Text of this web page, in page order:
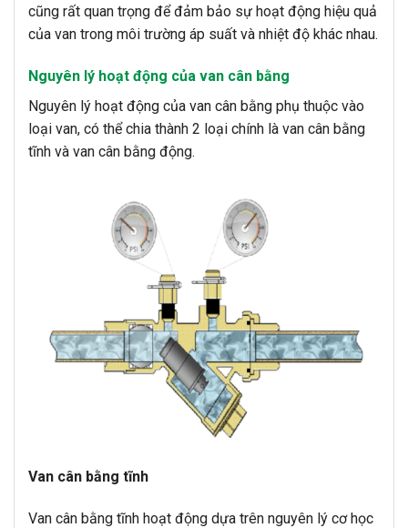
cũng rất quan trọng để đảm bảo sự hoạt động hiệu quả
của van trong môi trường áp suất và nhiệt độ khác nhau.
Nguyên lý hoạt động của van cân bằng
Nguyên lý hoạt động của van cân bằng phụ thuộc vào
loại van, có thể chia thành 2 loại chính là van cân bằng
tĩnh và van cân bằng động.
Van cân bằng tĩnh
Van cân bằng tĩnh hoạt động dựa trên nguyên lý cơ học